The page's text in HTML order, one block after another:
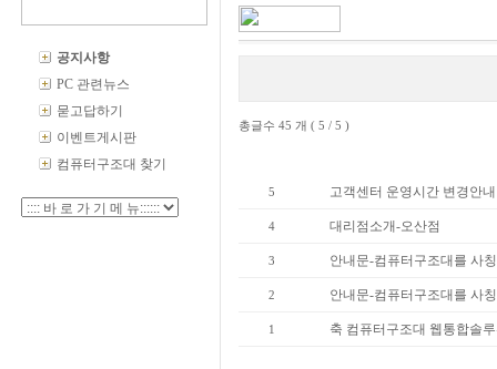
공지사항
PC 관련뉴스
묻고답하기
이벤트게시판
컴퓨터구조대 찾기
총글수 45 개 ( 5 / 5 )
5 고객센터 운영시간 변경안내
4 대리점소개-오산점
3 안내문-컴퓨터구조대를 사
2 안내문-컴퓨터구조대를 사
1 축 컴퓨터구조대 웹통합솔